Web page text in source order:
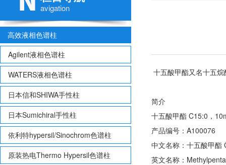
avigation
高效液相色谱柱
Agilent液相色谱柱
WATERS液相色谱柱
日本信和SHIWA手性柱
日本Sumichiral手性柱
依利特hypersil/Sinochrom色谱柱
原装热电Thermo Hypersil色谱柱
十五酸甲酯又名十五
简介
十五酸甲酯 C15:0，
产品编号：A100076
中文名称：十五酸甲酯
英文名称：